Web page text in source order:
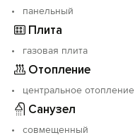
панельный
Плита
газовая плита
Отопление
центральное отопление
Санузел
совмещенный